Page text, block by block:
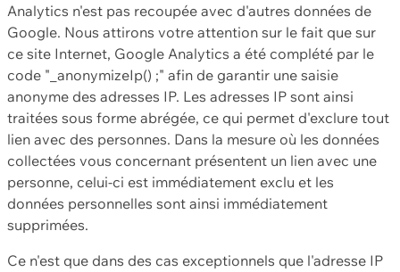
Analytics n'est pas recoupée avec d'autres données de
Google. Nous attirons votre attention sur le fait que sur
ce site Internet, Google Analytics a été complété par le
code "_anonymizeIp() ;" afin de garantir une saisie
anonyme des adresses IP. Les adresses IP sont ainsi
traitées sous forme abrégée, ce qui permet d'exclure tout
lien avec des personnes. Dans la mesure où les données
collectées vous concernant présentent un lien avec une
personne, celui-ci est immédiatement exclu et les
données personnelles sont ainsi immédiatement
supprimées.
Ce n'est que dans des cas exceptionnels que l'adresse IP